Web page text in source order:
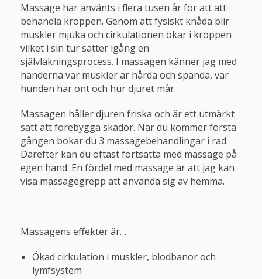
Massage har använts i flera tusen år för att att
behandla kroppen. Genom att fysiskt knåda blir
muskler mjuka och cirkulationen ökar i kroppen
vilket i sin tur sätter igång en
självläkningsprocess. I massagen känner jag med
händerna var muskler är hårda och spända, var
hunden har ont och hur djuret mår.
Massagen håller djuren friska och är ett utmärkt
sätt att förebygga skador. När du kommer första
gången bokar du 3 massagebehandlingar i rad.
Därefter kan du oftast fortsätta med massage på
egen hand. En fördel med massage är att jag kan
visa massagegrepp att använda sig av hemma.
Massagens effekter är….
Ökad cirkulation i muskler, blodbanor och
lymfsystem